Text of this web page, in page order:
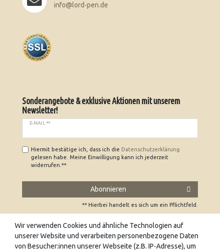
info@lord-pen.de
Sonderangebote & exklusive Aktionen mit unserem
Newsletter!
E-MAIL **
Hiermit bestätige ich, dass ich die Daten­schutz­erklärung
gelesen habe. Meine Einwilligung kann ich jederzeit
widerrufen.**
Abonnieren
** Hierbei handelt es sich um ein Pflichtfeld.
UNSERE FACHGESCHÄFTE
Wir verwenden Cookies und ähnliche Technologien auf
unserer Website und verarbeiten personenbezogene Daten
von Besucher:innen unserer Webseite (z.B. IP-Adresse), um